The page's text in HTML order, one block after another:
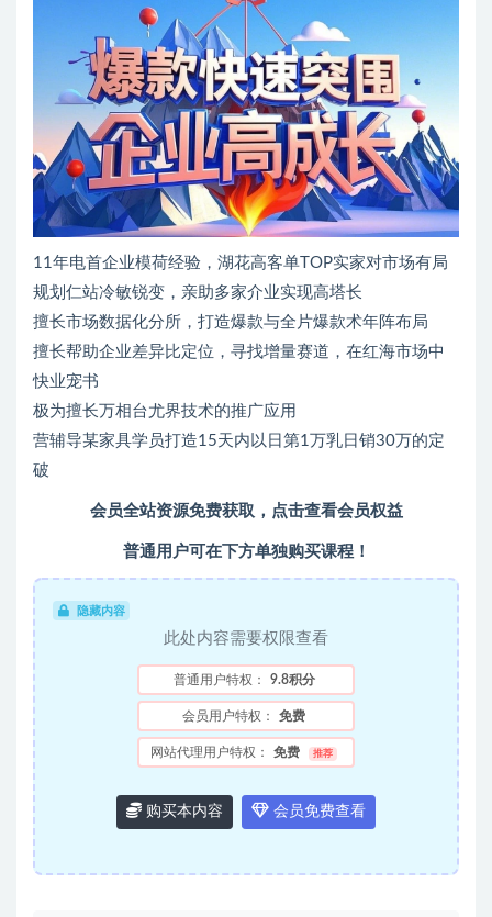
11年电首企业模荷经验，湖花高客单TOP实家对市场有局
规划仁站冷敏锐变，亲助多家介业实现高塔长
擅长市场数据化分所，打造爆款与全片爆款术年阵布局
擅长帮助企业差异比定位，寻找增量赛道，在红海市场中
快业宠书
极为擅长万相台尤界技术的推广应用
营辅导某家具学员打造15天内以日第1万乳日销30万的定
破
会员全站资源免费获取，点击查看会员权益
普通用户可在下方单独购买课程！
隐藏内容
此处内容需要权限查看
普通用户特权： 9.8积分
会员用户特权： 免费
网站代理用户特权： 免费 推荐
购买本内容 会员免费查看